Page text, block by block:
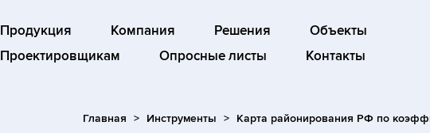
Продукция Компания Решения
Объекты
Проектировщикам
Опросные листы Контакты
Главная Инструменты Карта районирования РФ по